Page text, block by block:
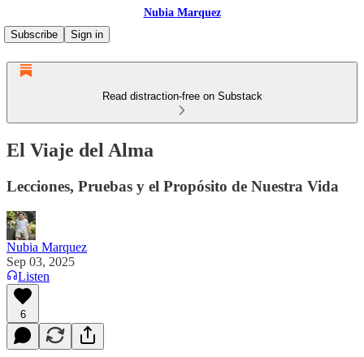
Nubia Marquez
Subscribe
Sign in
Read distraction-free on Substack
El Viaje del Alma
Lecciones, Pruebas y el Propósito de Nuestra Vida
Nubia Marquez
Sep 03, 2025
Listen
6